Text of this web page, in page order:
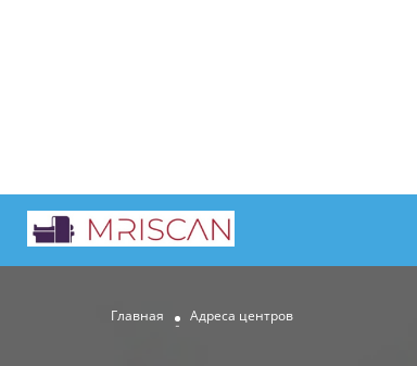
Главная Адреса центров